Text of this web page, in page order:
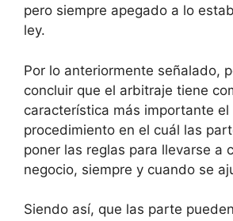
pero siempre apegado a lo
ley.
Por lo anteriormente señalado,
concluir que el arbitraje tiene
característica más importante el
procedimiento en el cuál las
poner las reglas para llevarse a
negocio, siempre y cuando se
Siendo así, que las parte